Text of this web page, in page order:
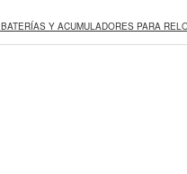
Y ACUMULADORES PARA